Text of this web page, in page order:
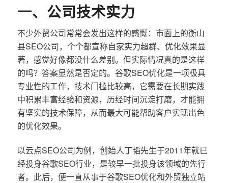
一、公司技术实力
不少外贸公司常常会发出这样的感慨：市面上的衡山
县SEO公司，个个都宣称自家实力超群、优化效果显
著，感觉好像都没什么差别。但实际情况真的是这样
的吗？答案显然是否定的。谷歌SEO优化是一项极具
专业性的工作，技术门槛比较高，它需要在长期实践
中积累丰富经验和资源，历经时间沉淀打磨，才能拥
有坚实的技术保障，从而最大可能帮助客户实现出色
的优化效果。
以云点SEO公司为例，创始人丁韬先生于2011年就已
经投身谷歌SEO行业，是较早一批投身该领域的先行
者。此后，便一直从事于谷歌SEO优化和外贸独立站